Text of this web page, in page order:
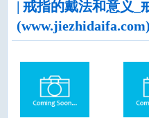
| 戒指的戴法和意义_